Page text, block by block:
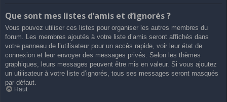
Que sont mes listes d’amis et d’ignorés ?
Vous pouvez utiliser ces listes pour organiser les autres membres du
forum. Les membres ajoutés à votre liste d’amis seront affichés dans
votre panneau de l’utilisateur pour un accès rapide, voir leur état de
connexion et leur envoyer des messages privés. Selon les thèmes
graphiques, leurs messages peuvent être mis en valeur. Si vous ajoutez
un utilisateur à votre liste d’ignorés, tous ses messages seront masqués
par défaut.
Haut